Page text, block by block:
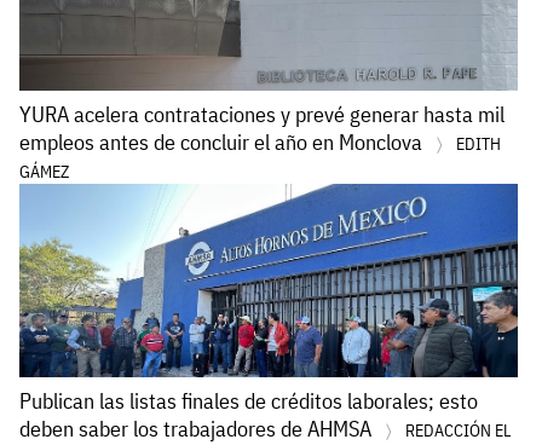
YURA acelera contrataciones y prevé generar hasta mil
empleos antes de concluir el año en Monclova
EDITH
GÁMEZ
Publican las listas finales de créditos laborales; esto
deben saber los trabajadores de AHMSA
REDACCIÓN EL